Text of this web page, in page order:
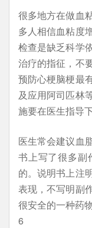
很多地方在做血
多人相信血粘度
检查是缺乏科学
治疗的指征，不
预防心梗脑梗最
及应用阿司匹林
施要在医生指导下
医生常会建议血
书上写了很多副
的。说明书上注
表现，不写明副
很安全的一种药
6